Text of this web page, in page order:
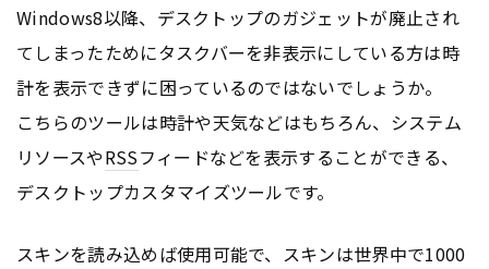
Windows8以降、デスクトップのガジェットが廃止され
てしまったためにタスクバーを非表示にしている方は時
計を表示できずに困っているのではないでしょうか。
こちらのツールは時計や天気などはもちろん、システム
リソースやRSSフィードなどを表示することができる、
デスクトップカスタマイズツールです。
スキンを読み込めば使用可能で、スキンは世界中で1000